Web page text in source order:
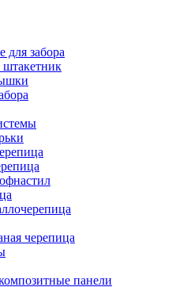
забора
черепица
панели